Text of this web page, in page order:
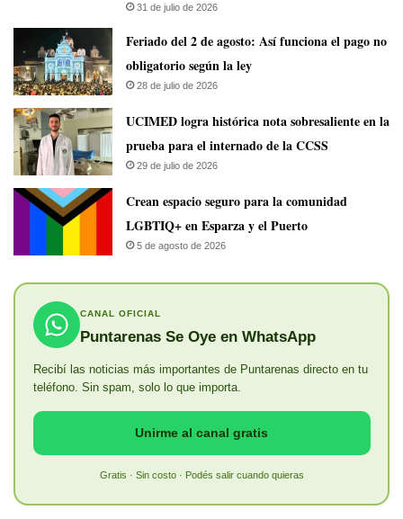
31 de julio de 2026
Feriado del 2 de agosto: Así funciona el pago no
obligatorio según la ley
28 de julio de 2026
UCIMED logra histórica nota sobresaliente en la
prueba para el internado de la CCSS
29 de julio de 2026
Crean espacio seguro para la comunidad
LGBTIQ+ en Esparza y el Puerto
5 de agosto de 2026
CANAL OFICIAL
Puntarenas Se Oye en WhatsApp
Recibí las noticias más importantes de Puntarenas directo en tu
teléfono. Sin spam, solo lo que importa.
Unirme al canal gratis
Gratis · Sin costo · Podés salir cuando quieras